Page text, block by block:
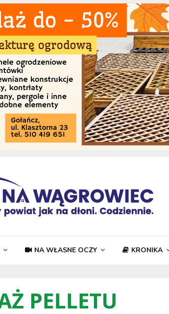
NA WŁASNE OCZY KRONIKA